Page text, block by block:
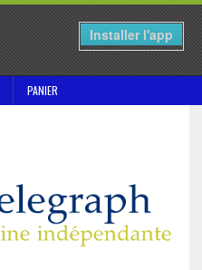
Installer l'app
PANIER